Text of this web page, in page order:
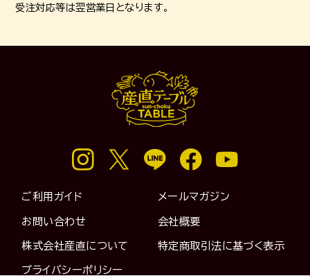
受注対応等は翌営業日となります。
ご利用ガイド メールマガジン
お問い合わせ 会社概要
株式会社産直について 特定商取引法に基づく表示
プライバシーポリシー